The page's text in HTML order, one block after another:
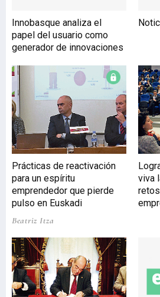
Innobasque analiza el
papel del usuario como
generador de innovaciones
Prácticas de reactivación
para un espíritu
emprendedor que pierde
pulso en Euskadi
Beatriz Itza
viva